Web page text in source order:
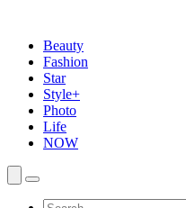
Beauty
Fashion
Star
Style+
Photo
Life
NOW